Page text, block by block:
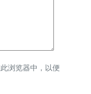
浏览器中，以便